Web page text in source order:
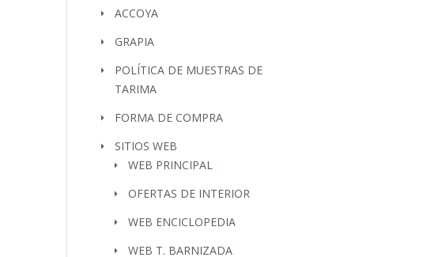
ACCOYA
GRAPIA
POLÍTICA DE MUESTRAS DE
TARIMA
FORMA DE COMPRA
SITIOS WEB
WEB PRINCIPAL
OFERTAS DE INTERIOR
WEB ENCICLOPEDIA
WEB T. BARNIZADA